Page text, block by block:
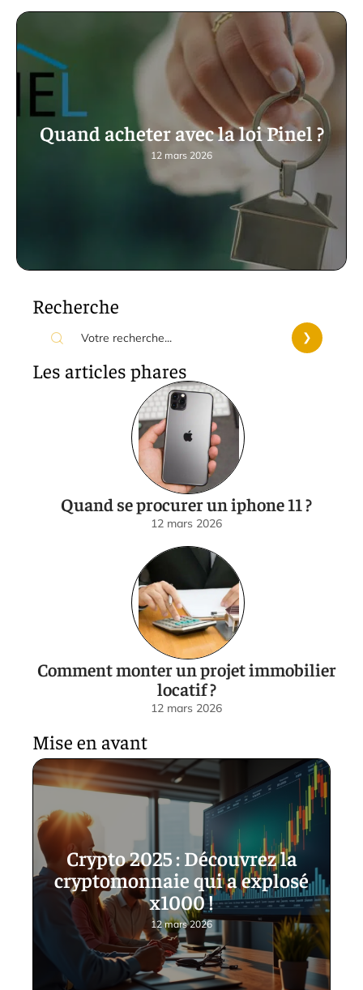
Quand acheter avec la loi Pinel ?
12 mars 2026
Recherche
Les articles phares
Quand se procurer un iphone 11 ?
12 mars 2026
Comment monter un projet immobilier
locatif ?
12 mars 2026
Mise en avant
Crypto 2025 : Découvrez la
cryptomonnaie qui a explosé
x1000 !
12 mars 2026